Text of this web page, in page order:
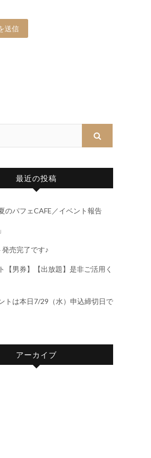
最近の投稿
のパフェCAFE／イベント報告
売完了です♪
【男券】【出放題】是非ご活用く
トは本日7/29（水）申込締切日で
アーカイブ